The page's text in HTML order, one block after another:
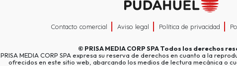
Contacto comercial Aviso legal Política de privacidad
© PRISA MEDIA CORP SPATodos los derechos
PRISA MEDIA CORP SPA expresa su reserva de derechos en cuanto a la
ofrecidos en este sitio web, abarcando los medios de lectura mecánica o